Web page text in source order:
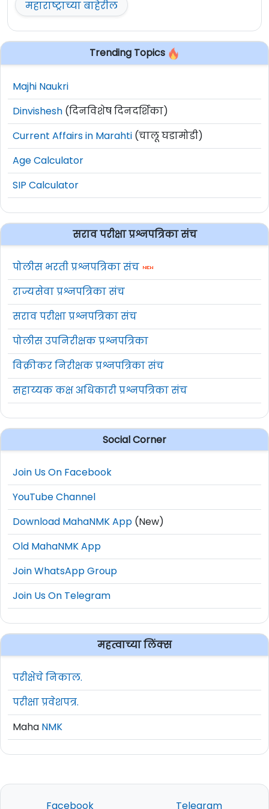
अर्ज21 मार्च 2025पासून सुरु होतील.
ऑनलाईन अर्ज करण्याचा अंतिम दिनांक10 एप्रिल
जाहिरात काळजीपूर्वक वाचावी.
अधिक माहितीwww.mpsc.gov.in
दिलेली आहे.
महाराष्ट्राच्या बाहेरील
Trending Topics
Majhi Naukri
Dinvishesh (दिनविशेष दिनदर्शिका)
Current Affairs in Marahti (चालू घडामोडी)
Age Calculator
SIP Calculator
सराव परीक्षा प्रश्नपत्रिका संच
पोलीस भरती प्रश्नपत्रिका संच
राज्यसेवा प्रश्नपत्रिका संच
सराव परीक्षा प्रश्नपत्रिका संच
पोलीस उपनिरीक्षक प्रश्नपत्रिका
विक्रीकर निरीक्षक प्रश्नपत्रिका संच
सहाय्यक कक्ष अधिकारी प्रश्नपत्रिका संच
Social Corner
Join Us On Facebook
YouTube Channel
Download MahaNMK App (New)
Old MahaNMK App
Join WhatsApp Group
Join Us On Telegram
महत्वाच्या लिंक्स
परीक्षेचे निकाल.
परीक्षा प्रवेशपत्र.
Maha NMK
Facebook Telegram